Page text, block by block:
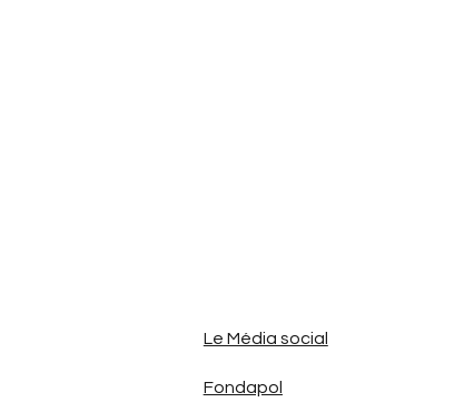
Le Média social
Fondapol